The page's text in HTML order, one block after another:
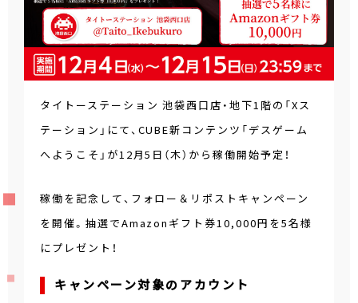
タイトーステーション 池袋西口店・地下1階の「Xス
テーション」にて、CUBE新コンテンツ「デスゲーム
へようこそ」が12月5日（木）から稼働開始予定！
稼働を記念して、フォロー＆リポストキャンペーン
を開催。抽選でAmazonギフト券10,000円を5名様
にプレゼント！
キャンペーン対象のアカウント